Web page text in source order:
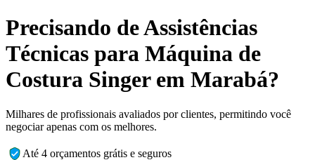
Precisando de Assistências
Técnicas para Máquina de
Costura Singer em Marabá?
Milhares de profissionais avaliados por clientes, permitindo você
negociar apenas com os melhores.
Até 4 orçamentos grátis e seguros